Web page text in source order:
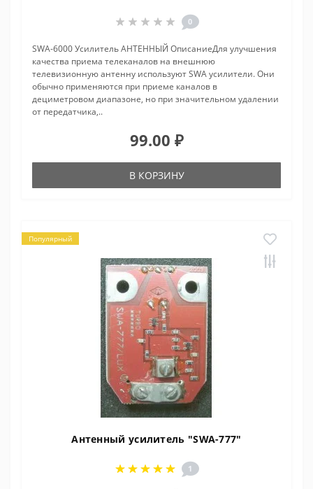
0
SWA-6000 Усилитель АНТЕННЫЙ ОписаниеДля улучшения
качества приема телеканалов на внешнюю
телевизионную антенну используют SWA усилители. Они
обычно применяются при приеме каналов в
дециметровом диапазоне, но при значительном удалении
от передатчика,..
99.00 ₽
В КОРЗИНУ
Популярный
Антенный усилитель "SWA-777"
1